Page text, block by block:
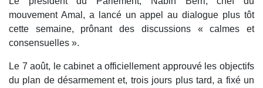
mouvement Amal, a lancé un appel au dialogue plus tôt
cette semaine, prônant des discussions « calmes et
consensuelles ».
Le 7 août, le cabinet a officiellement approuvé les objectifs
du plan de désarmement et, trois jours plus tard, a fixé un